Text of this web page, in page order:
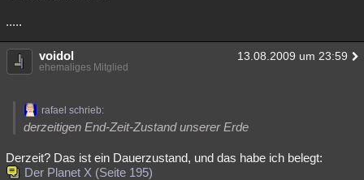
.....
voidol 13.08.2009 um 23:59
ehemaliges Mitglied
rafael schrieb:
derzeitigen End-Zeit-Zustand unserer Erde
Derzeit? Das ist ein Dauerzustand, und das habe ich belegt:
Der Planet X (Seite 195)